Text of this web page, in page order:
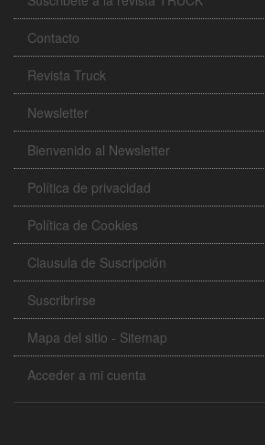
Contacto
Revista Truck
Newsletter
Bienvenido al Newsletter
Política de privacidad
Política de Cookies
Clausula de Suscripción
Suscribrirse
Mapa del sitio - Sitemap
Acceder a mi cuenta